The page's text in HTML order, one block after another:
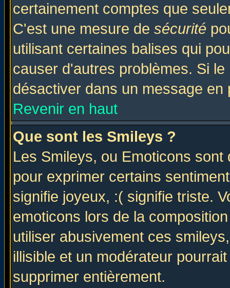
certainement comptes que
C'est une mesure de sécurité
utilisant certaines balises qui
causer d'autres problèmes. Si
désactiver dans un message
Revenir en haut
Que sont les Smileys ?
Les Smileys, ou Emoticons
pour exprimer certains
signifie joyeux, :( signifie triste.
emoticons lors de la
utiliser abusivement ces
illisible et un modérateur
supprimer entièrement.